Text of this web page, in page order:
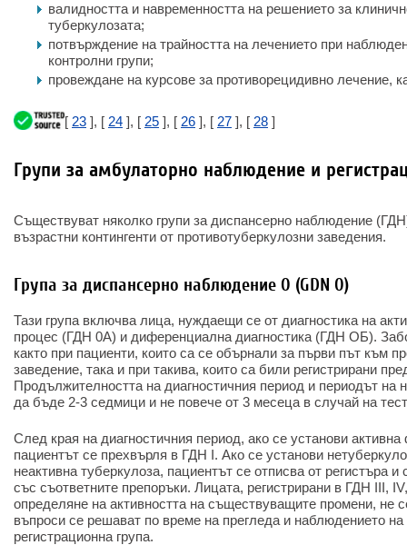
валидността и навременността на решението за
туберкулозата;
потвърждение на трайността на лечението при
контролни групи;
провеждане на курсове за противорецидивно лечение,
[ 23 ], [ 24 ], [ 25 ], [ 26 ], [ 27 ], [ 28 ]
Групи за амбулаторно наблюдение и
Съществуват няколко групи за диспансерно наблюдение
възрастни контингенти от противотуберкулозни заведения.
Група за диспансерно наблюдение 0 (GDN 0)
Тази група включва лица, нуждаещи се от диагностика на
процес (ГДН 0А) и диференциална диагностика (ГДН ОБ).
както при пациенти, които са се обърнали за първи път към
заведение, така и при такива, които са били регистрирани
Продължителността на диагностичния период и периодът
да бъде 2-3 седмици и не повече от 3 месеца в случай на
След края на диагностичния период, ако се установи
пациентът се прехвърля в ГДН I. Ако се установи
неактивна туберкулоза, пациентът се отписва от регистъра
със съответните препоръки. Лицата, регистрирани в ГДН III,
определяне на активността на съществуващите промени, не
въпроси се решават по време на прегледа и наблюдението
регистрационна група.